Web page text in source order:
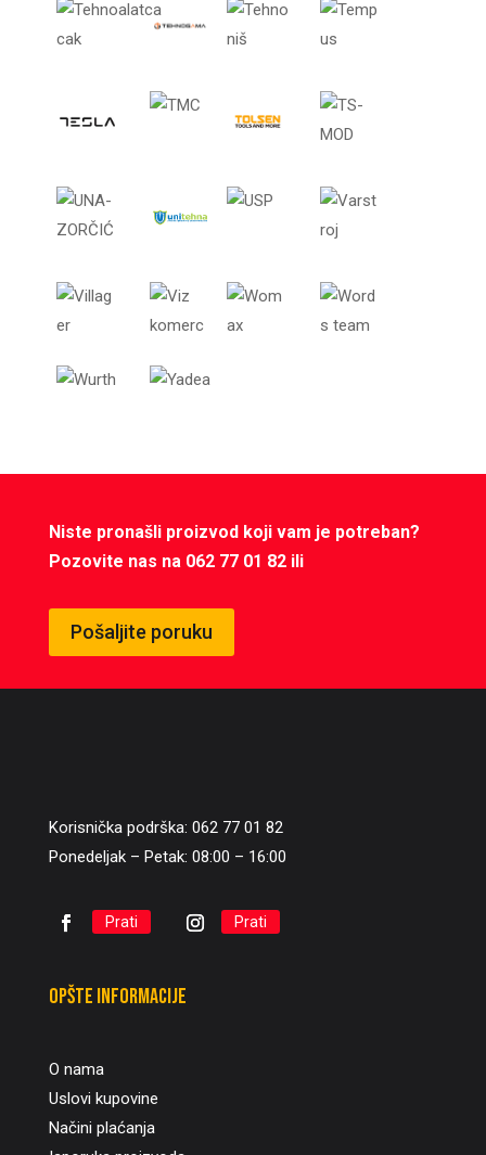
Niste pronašli proizvod koji vam je potreban?
Pozovite nas na 062 77 01 82 ili
Pošaljite poruku
Korisnička podrška: 062 77 01 82
Ponedeljak – Petak: 08:00 – 16:00
Prati Prati
Opšte informacije
O nama
Uslovi kupovine
Načini plaćanja